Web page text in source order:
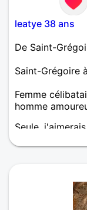
leatye 38 ans
De Saint-
Saint-Grégoire
Femme
homme
Seule,
attentionnée.